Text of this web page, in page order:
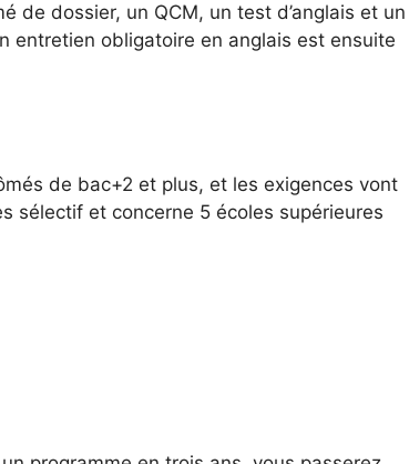
de dossier, un QCM, un test d’anglais et un
entretien obligatoire en anglais est ensuite
de bac+2 et plus, et les exigences vont
sélectif et concerne 5 écoles supérieures